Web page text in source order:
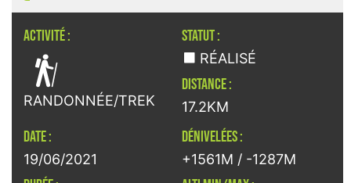
ACTIVITÉ :

RANDONNÉE/TREK
STATUT :
RÉALISÉ
DISTANCE :
17.2KM
DATE :
19/06/2021
DÉNIVELÉES :
+1561M / -1287M